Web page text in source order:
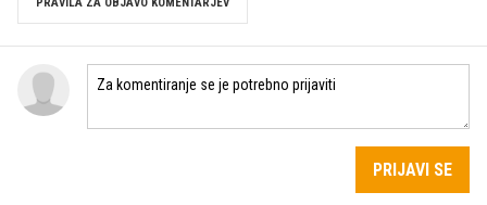
PRAVILA ZA OBJAVO KOMENTARJEV
PRIJAVI SE